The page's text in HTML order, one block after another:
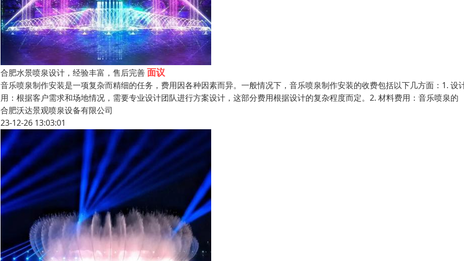
合肥水景喷泉设计，经验丰富，售后完善面议
音乐喷泉制作安装是一项复杂而精细的任务，费用因各种因素而异。一般情况下，音乐喷泉制作安装的收费包括以下几方面：1. 设
用：根据客户需求和场地情况，需要专业设计团队进行方案设计，这部分费用根据设计的复杂程度而定。2. 材料费用：音乐喷泉的
合肥沃达景观喷泉设备有限公司
23-12-26 13:03:01